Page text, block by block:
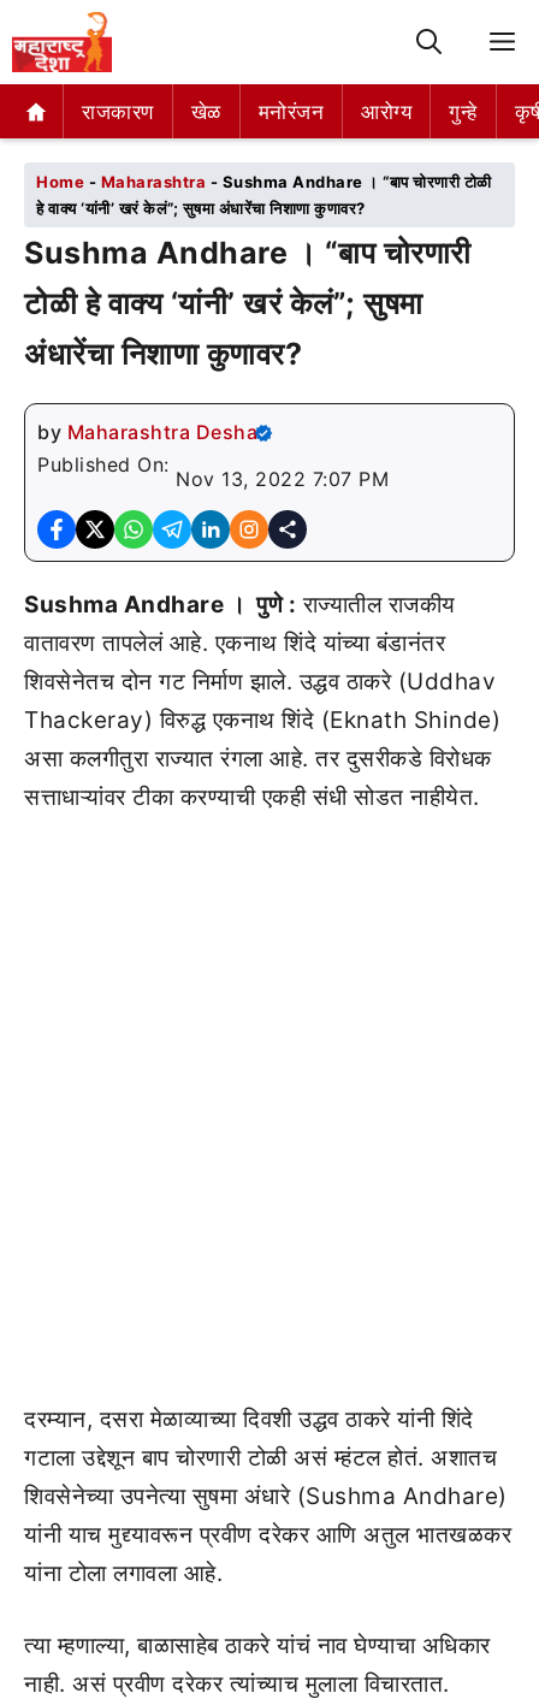
राजकारण खेळ मनोरंजन आरोग्य गुन्हे
राजकारण खेळ मनोरंजन आरोग्य गुन्हे
Home - Maharashtra - Sushma Andhare । “बाप चोरणारी टोळी
हे वाक्य ‘यांनी’ खरं केलं”; सुषमा अंधारेंचा निशाणा कुणावर?
Sushma Andhare । “बाप चोरणारी
टोळी हे वाक्य ‘यांनी’ खरं केलं”; सुषमा
अंधारेंचा निशाणा कुणावर?
by Maharashtra Desha
Published On:
Nov 13, 2022 7:07 PM
Sushma Andhare । पुणे : राज्यातील राजकीय
वातावरण तापलेलं आहे. एकनाथ शिंदे यांच्या बंडानंतर
शिवसेनेतच दोन गट निर्माण झाले. उद्धव ठाकरे (Uddhav
Thackeray) विरुद्ध एकनाथ शिंदे (Eknath Shinde)
असा कलगीतुरा राज्यात रंगला आहे. तर दुसरीकडे विरोधक
सत्ताधाऱ्यांवर टीका करण्याची एकही संधी सोडत नाहीयेत.
दरम्यान, दसरा मेळाव्याच्या दिवशी उद्धव ठाकरे यांनी शिंदे
गटाला उद्देशून बाप चोरणारी टोळी असं म्हंटल होतं. अशातच
शिवसेनेच्या उपनेत्या सुषमा अंधारे (Sushma Andhare)
यांनी याच मुद्द्यावरून प्रवीण दरेकर आणि अतुल भातखळकर
यांना टोला लगावला आहे.
त्या म्हणाल्या, बाळासाहेब ठाकरे यांचं नाव घेण्याचा अधिकार
नाही. असं प्रवीण दरेकर त्यांच्याच मुलाला विचारतात.